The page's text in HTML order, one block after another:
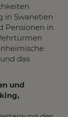
in Swanetien
Pensionen in
das
und